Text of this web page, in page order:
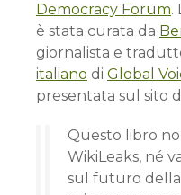
Democracy Forum.
è stata curata da
giornalista e
italiano di Global
presentata sul sito
Questo libro
WikiLeaks, né
sul futuro